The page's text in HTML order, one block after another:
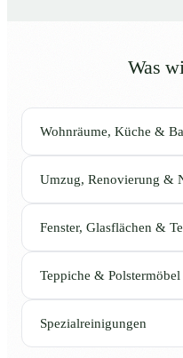
Was
Wohnräume, Küche &
Umzug, Renovierung &
Fenster, Glasflächen &
Teppiche & Polstermöbel
Spezialreinigungen